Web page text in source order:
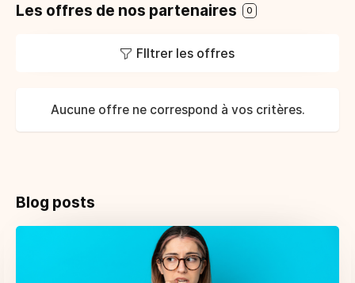
Les offres de nos partenaires 0
FIltrer les offres
Aucune offre ne correspond à vos critères.
Blog posts